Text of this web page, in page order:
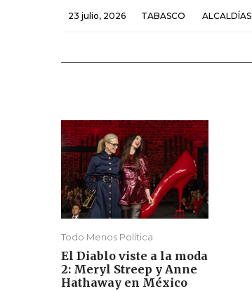
23 julio, 2026 TABASCO ALCALDÍAS
Todo Menos Política
El Diablo viste a la moda
2: Meryl Streep y Anne
Hathaway en México